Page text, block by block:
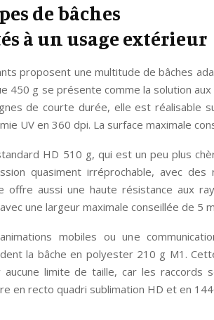
de bâches
à un usage extérieur
proposent une multitude de bâches
450 g se présente comme la solution
de courte durée, elle est réalisable
UV en 360 dpi. La surface maximale
HD 510 g, qui est un peu plus
quasiment irréprochable, avec
offre aussi une haute résistance aux
une largeur maximale conseillée de 5
mobiles ou une
la bâche en polyester 210 g M1.
limite de taille, car les raccords
en recto quadri sublimation HD et en